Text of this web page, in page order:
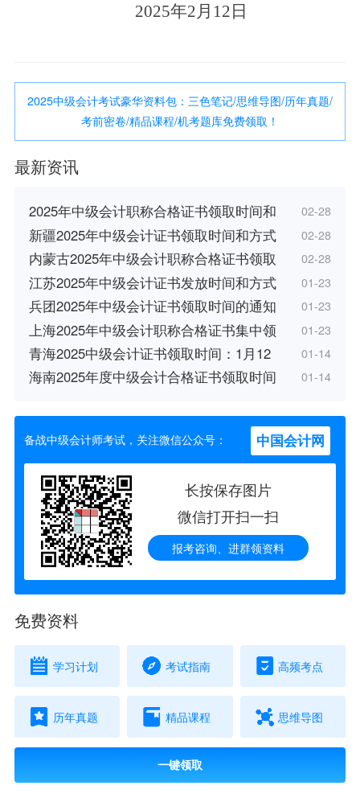
2025年2月12日
2025中级会计考试豪华资料包：三色笔记/思维导图/历年真题/
考前密卷/精品课程/机考题库免费领取！
最新资讯
2025年中级会计职称合格证书领取时间和 02-28
新疆2025年中级会计证书领取时间和方式 02-28
内蒙古2025年中级会计职称合格证书领取 02-28
江苏2025年中级会计证书发放时间和方式 01-23
兵团2025年中级会计证书领取时间的通知 01-23
上海2025年中级会计职称合格证书集中领 01-23
青海2025中级会计证书领取时间：1月12 01-14
海南2025年度中级会计合格证书领取时间 01-14
备战中级会计师考试，关注微信公众号： 中国会计网
长按保存图片
微信打开扫一扫
报考咨询、进群领资料
免费资料
学习计划 考试指南 高频考点
历年真题 精品课程 思维导图
一键领取